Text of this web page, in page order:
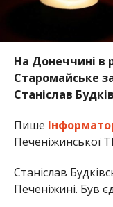
На Донеччині в
Старомайське
Станіслав
Пише
Печеніжинської
Станіслав
Печеніжині. Був